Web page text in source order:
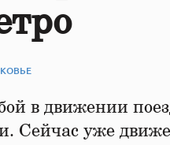
в движении
Сейчас уже